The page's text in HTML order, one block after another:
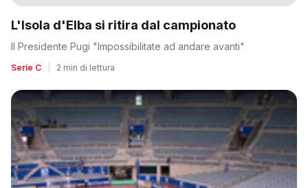
L'Isola d'Elba si ritira dal campionato
Il Presidente Pugi "Impossibilitate ad andare avanti"
Serie C 2 min di lettura